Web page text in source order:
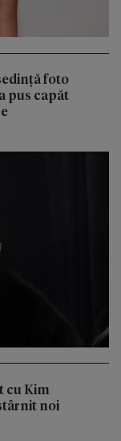
foto
pus capăt
cu Kim
noi